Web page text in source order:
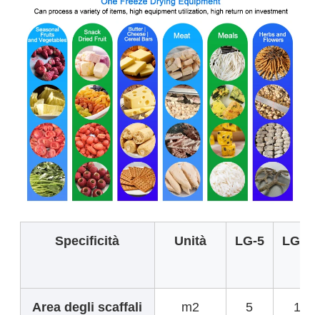
Specificità Unità LG-5 LG-10
Area degli scaffali m2 5 10